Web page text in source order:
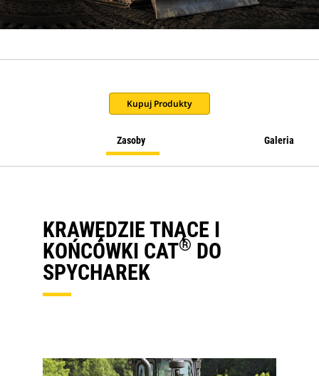
Kupuj Produkty
Zasoby Galeria
KRAWĘDZIE TNĄCE I
KOŃCÓWKI CAT® DO
SPYCHAREK